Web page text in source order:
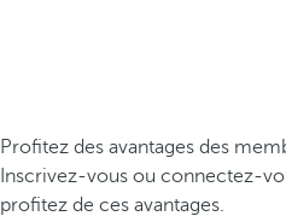
Profitez des avantages des
Inscrivez-vous ou connectez-
profitez de ces avantages.